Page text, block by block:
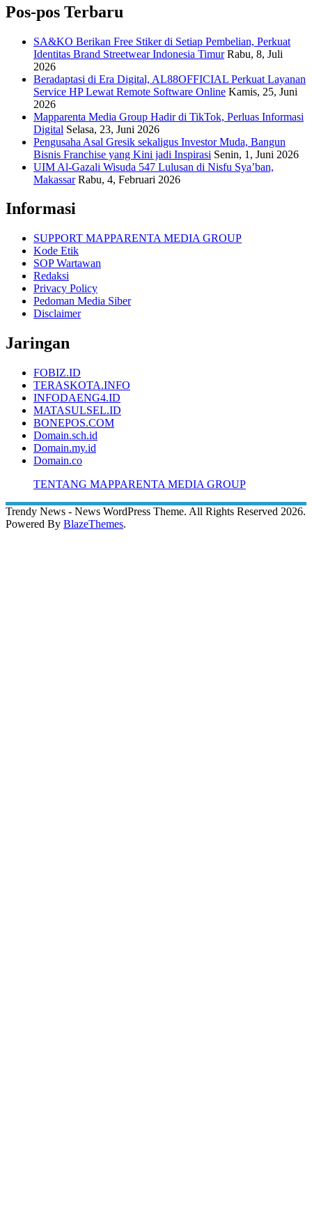
Pos-pos Terbaru
SA&KO Berikan Free Stiker di Setiap Pembelian, Perkuat
Identitas Brand Streetwear Indonesia Timur Rabu, 8, Juli
2026
Beradaptasi di Era Digital, AL88OFFICIAL Perkuat Layanan
Service HP Lewat Remote Software Online Kamis, 25, Juni
2026
Mapparenta Media Group Hadir di TikTok, Perluas Informasi
Digital Selasa, 23, Juni 2026
Pengusaha Asal Gresik sekaligus Investor Muda, Bangun
Bisnis Franchise yang Kini jadi Inspirasi Senin, 1, Juni 2026
UIM Al-Gazali Wisuda 547 Lulusan di Nisfu Sya’ban,
Makassar Rabu, 4, Februari 2026
Informasi
SUPPORT MAPPARENTA MEDIA GROUP
Kode Etik
SOP Wartawan
Redaksi
Privacy Policy
Pedoman Media Siber
Disclaimer
Jaringan
FOBIZ.ID
TERASKOTA.INFO
INFODAENG4.ID
MATASULSEL.ID
BONEPOS.COM
Domain.sch.id
Domain.my.id
Domain.co
TENTANG MAPPARENTA MEDIA GROUP
Trendy News - News WordPress Theme. All Rights Reserved 2026.
Powered By BlazeThemes.